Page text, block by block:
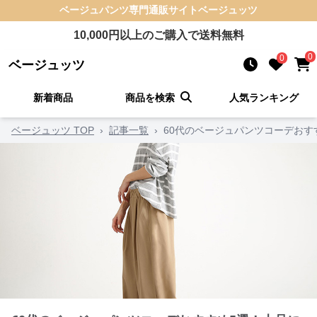
ベージュパンツ専門通販サイトベージュッツ
10,000円以上のご購入で送料無料
ベージュッツ 0 0
新着商品 商品を検索 人気ランキング
ベージュッツ TOP › 記事一覧 › 60代のベージュパンツコーデお